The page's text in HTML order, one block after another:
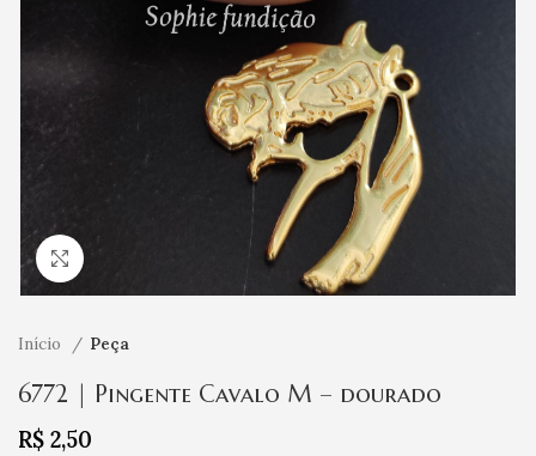
Início Peça
6772 | Pingente Cavalo M – dourado
R$ 2,50